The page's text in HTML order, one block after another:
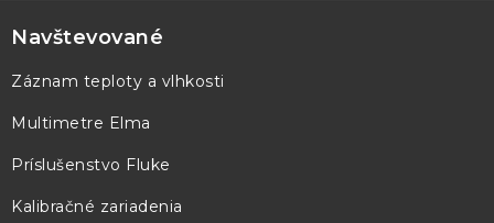
á
p
ä
e
Navštevované
Záznam teploty a vlhkosti
Multimetre Elma
Príslušenstvo Fluke
Kalibračné zariadenia